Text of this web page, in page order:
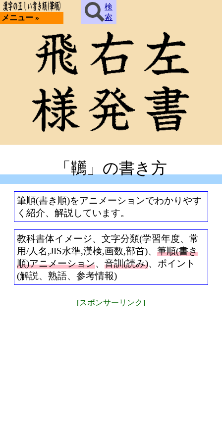
メニュー »
検
索
「韉」の書き方
筆順(書き順)をアニメーションでわかりやす
く紹介、解説しています。
教科書体イメージ、文字分類(学習年度、常
用/人名,JIS水準,漢検,画数,部首)、 筆順(書き
順)アニメーション、 音訓(読み)、ポイント
(解説、熟語、参考情報)
[スポンサーリンク]